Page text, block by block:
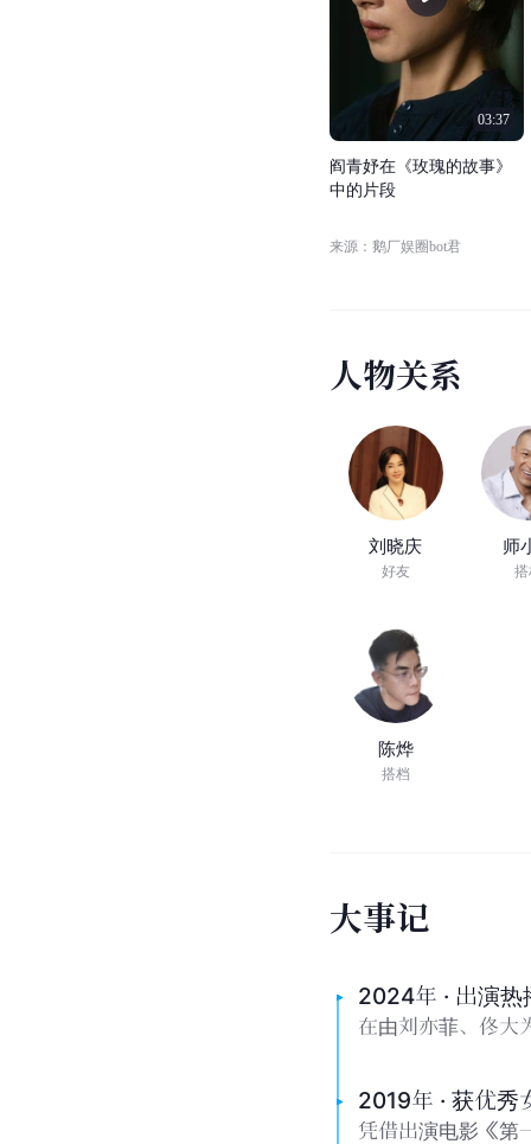
03:37
阎青妤在 《玫瑰的故事》
中的 片段
来源：鹅厂娱圈bot君
人物关系
刘晓庆
好友
师
陈烨
搭档
大事记
2024年 · 出演热
在由刘亦菲、佟大
2019年 · 获优秀
凭借出演电影《第